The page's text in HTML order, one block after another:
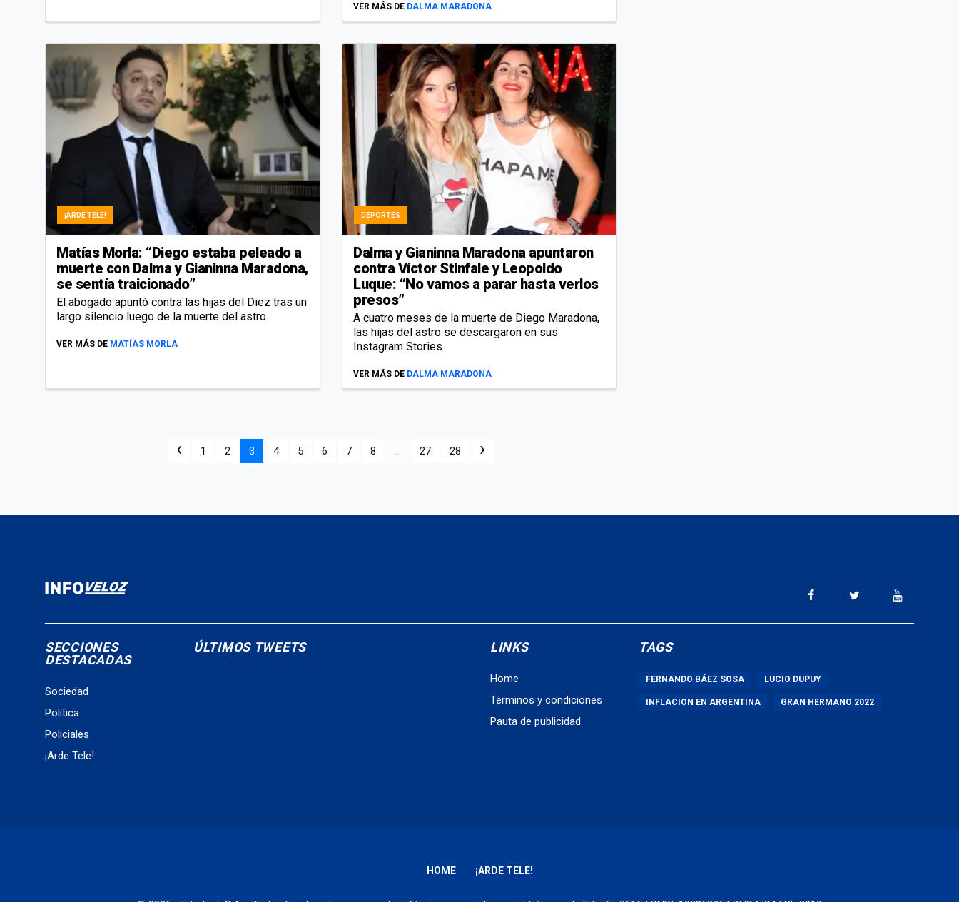
VER MÁS DE DALMA MARADONA
¡ARDE TELE!
Matías Morla: “Diego estaba peleado a
muerte con Dalma y Gianinna Maradona,
se sentía traicionado”
El abogado apuntó contra las hijas del Diez tras un
largo silencio luego de la muerte del astro.
VER MÁS DE MATÍAS MORLA
DEPORTES
Dalma y Gianinna Maradona apuntaron
contra Víctor Stinfale y Leopoldo
Luque: “No vamos a parar hasta verlos
presos”
A cuatro meses de la muerte de Diego Maradona,
las hijas del astro se descargaron en sus
Instagram Stories.
VER MÁS DE DALMA MARADONA
‹ 1 2 3 4 5 6 7 8 ... 27 28 ›
SECCIONES
DESTACADAS
Sociedad
Política
Policiales
¡Arde Tele!
ÚLTIMOS TWEETS LINKS
Home
Términos y condiciones
Pauta de publicidad
TAGS
FERNANDO BÁEZ SOSA LUCIO DUPUY
INFLACION EN ARGENTINA GRAN HERMANO 2022
HOME ¡ARDE TELE!